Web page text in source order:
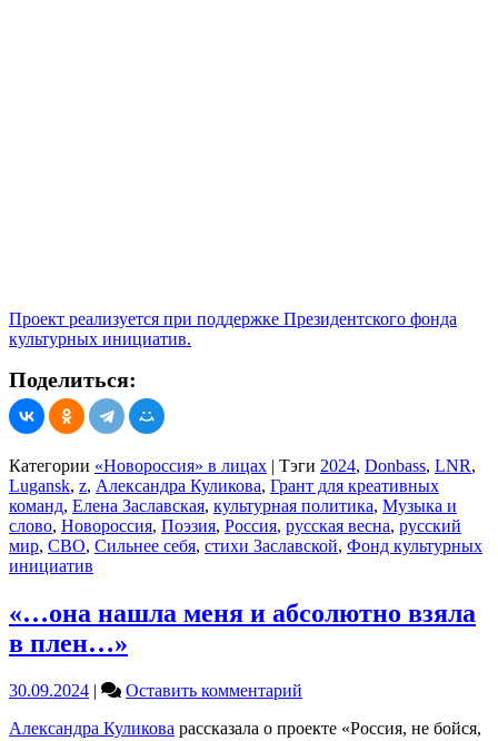
Проект реализуется при поддержке Президентского фонда
культурных инициатив.
Поделиться:
Категории «Новороссия» в лицах | Тэги 2024, Donbass, LNR,
Lugansk, z, Александра Куликова, Грант для креативных
команд, Елена Заславская, культурная политика, Музыка и
слово, Новороссия, Поэзия, Россия, русская весна, русский
мир, СВО, Сильнее себя, стихи Заславской, Фонд культурных
инициатив
«…она нашла меня и абсолютно взяла
в плен…»
30.09.2024 | Оставить комментарий
она
Александра Куликова рассказала о проекте «Россия, не бойся,